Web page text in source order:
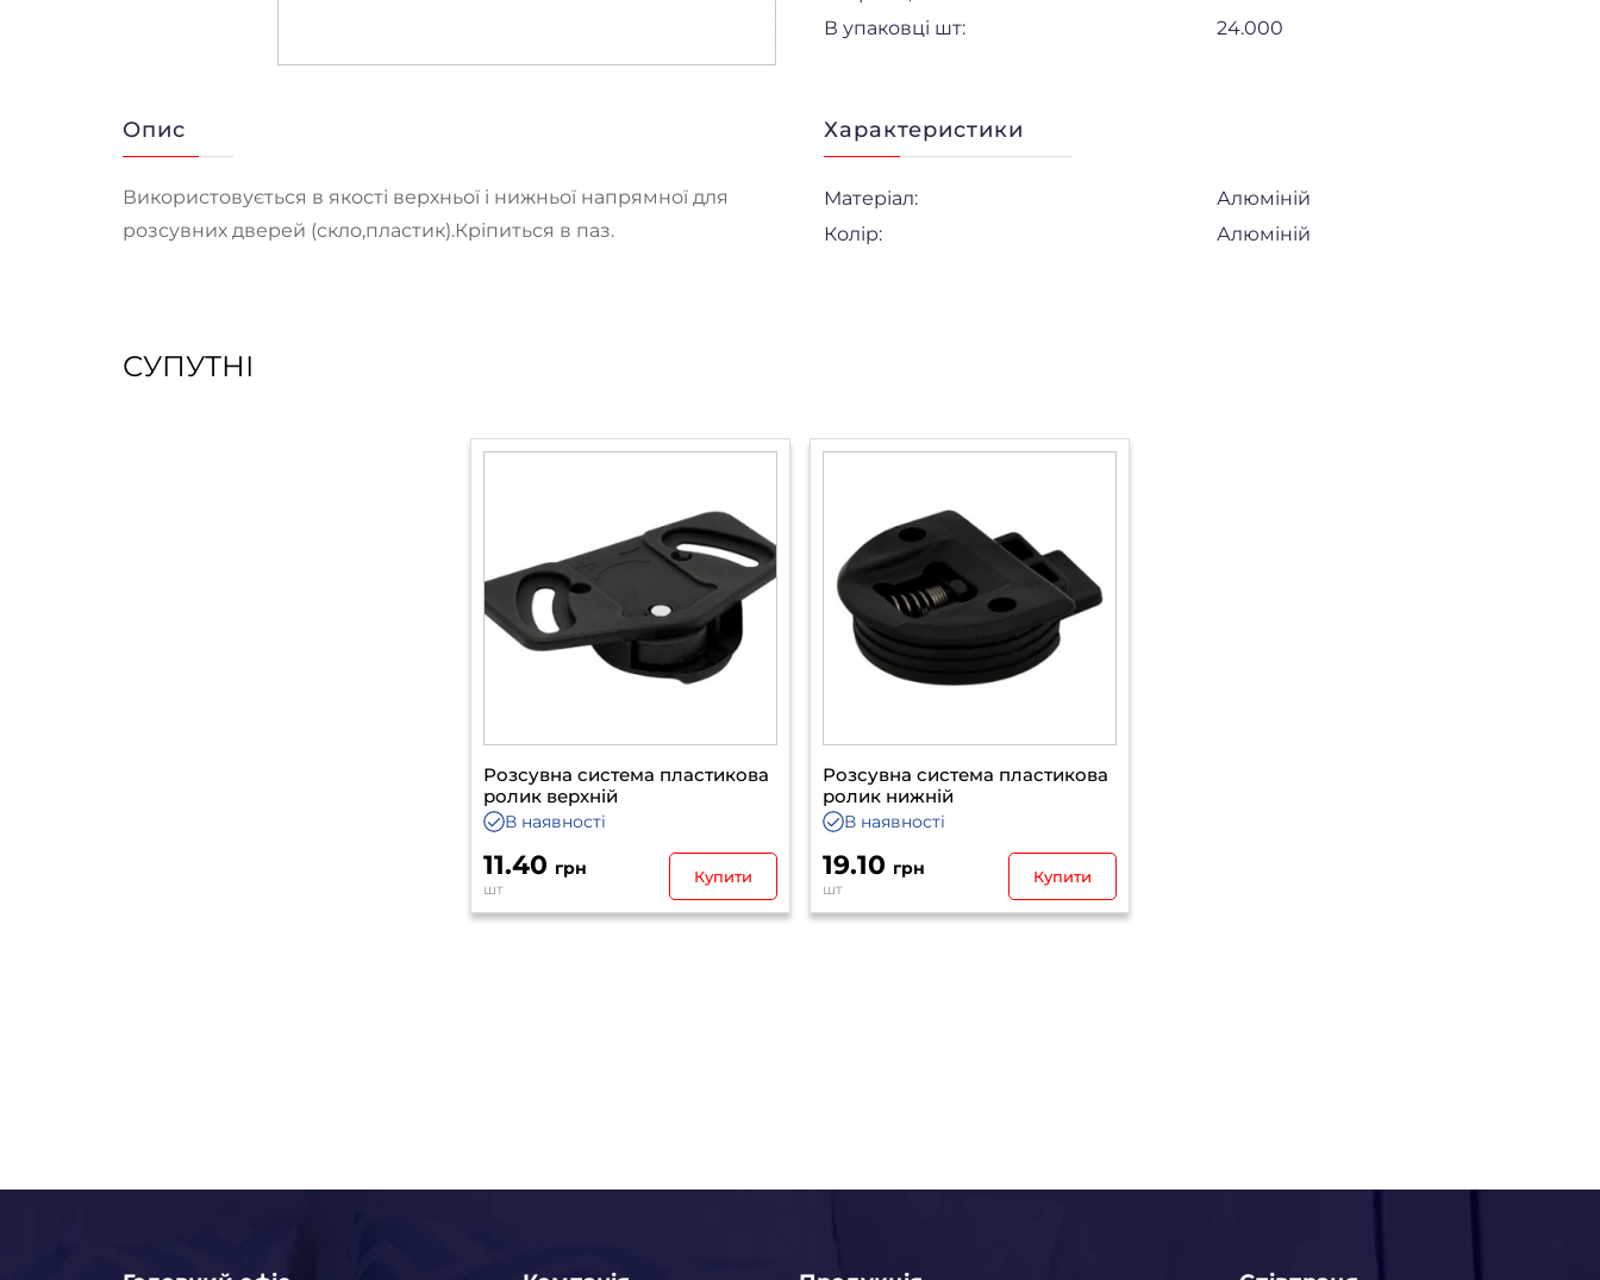
В упаковці шт:
24.000
Опис
Використовується в якості верхньої і нижньої напрямної для
розсувних дверей (скло,пластик).Кріпиться в паз.
Характеристики
Матеріал:
Алюміній
Колір:
Алюміній
СУПУТНІ
Розсувна система пластикова
ролик верхній
В наявності
11.40 грн
шт
Купити
Розсувна система пластикова
ролик нижній
В наявності
19.10 грн
шт
Купити